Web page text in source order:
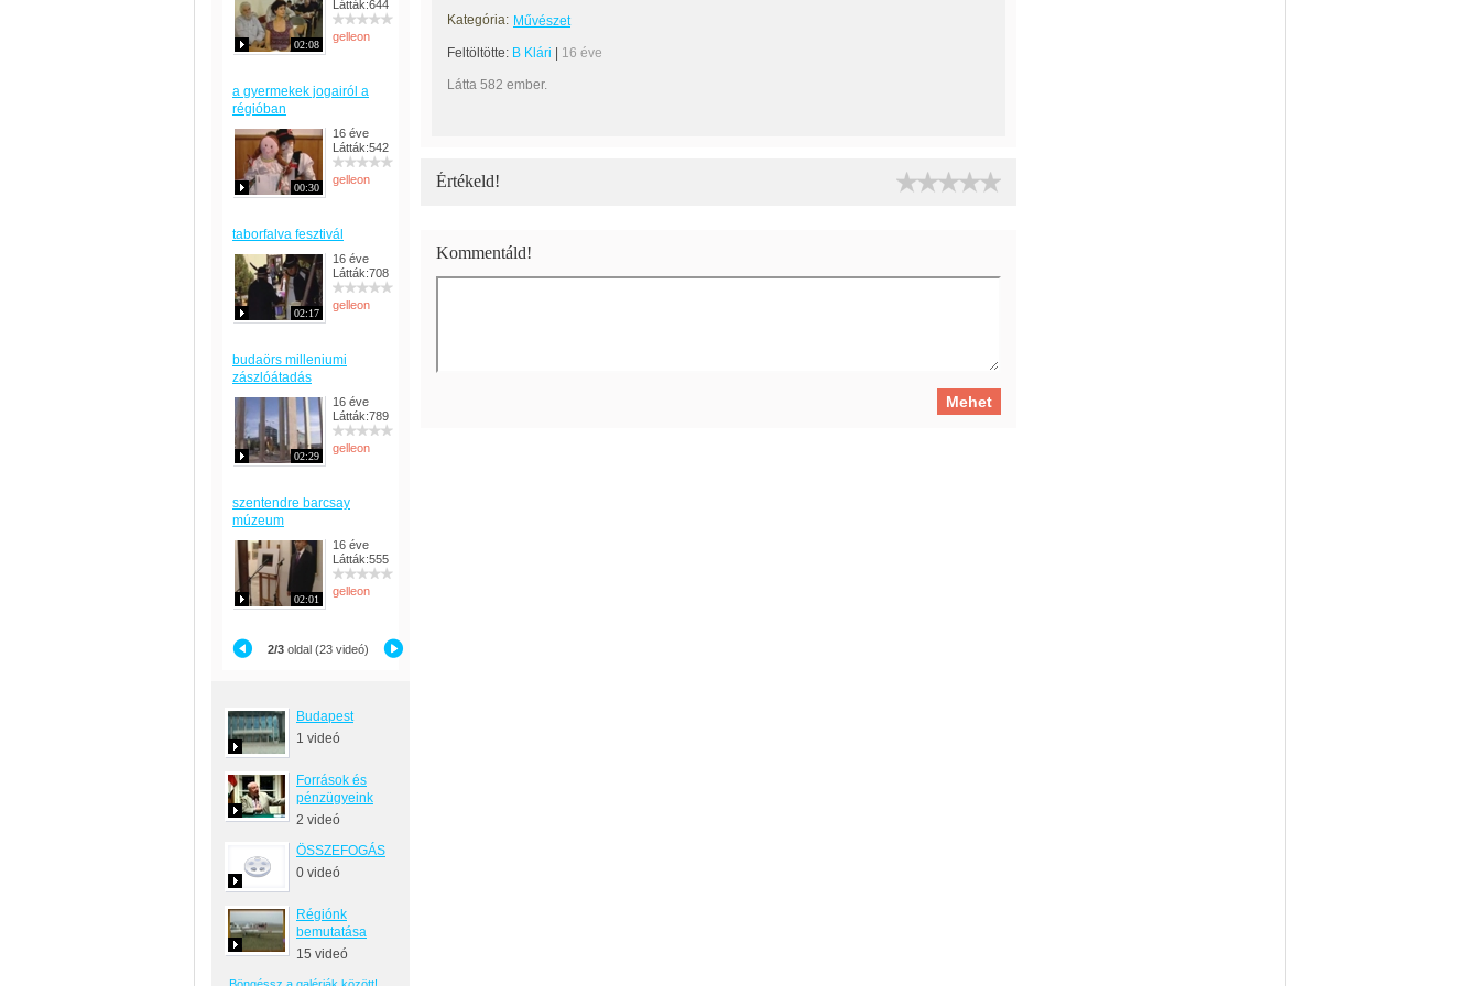
02:08
Látták:644
gelleon
a gyermekek jogairól a
régióban
00:30
16 éve
Látták:542
gelleon
taborfalva fesztivál
02:17
16 éve
Látták:708
gelleon
budaörs milleniumi
zászlóátadás
02:29
16 éve
Látták:789
gelleon
szentendre barcsay
múzeum
02:01
16 éve
Látták:555
gelleon
2/3 oldal (23 videó)
Budapest
1 videó
Források és
pénzügyeink
2 videó
ÖSSZEFOGÁS
0 videó
Régiónk
bemutatása
15 videó
Kategória: Művészet
Feltöltötte: B Klári 16 éve
Látta 582 ember.
Értékeld!
Kommentáld!